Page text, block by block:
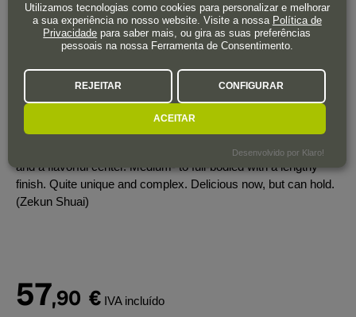
should surely win. Smoky and reductive on the nose, with a
savoury, leesy character complementing the ripe lemon and
yellow fruits. Electric acidity animates the flavours lasting into
the finish. 2024-2038.
James Suckling:
Flinty nose of baked citrus, white sesame and touches of nori,
yellow apples and pine nuts. Some dried Mediterranean spices
and herbs, too. Quite supple yet fresh, with medium acidity
and a flavorful center. Medium- to full-bodied with a lengthy
finish. Quite unique and complex. Delicious now, but can hold.
(Zekun Shuai)
57,90 € IVA incluído
Utilizamos tecnologias como cookies para personalizar e melhorar
a sua experiência no nosso website. Visite a nossa Política de
Privacidade para saber mais, ou gira as suas preferências
pessoais na nossa Ferramenta de Consentimento.
REJEITAR CONFIGURAR
ACEITAR
Desenvolvido por Klaro!